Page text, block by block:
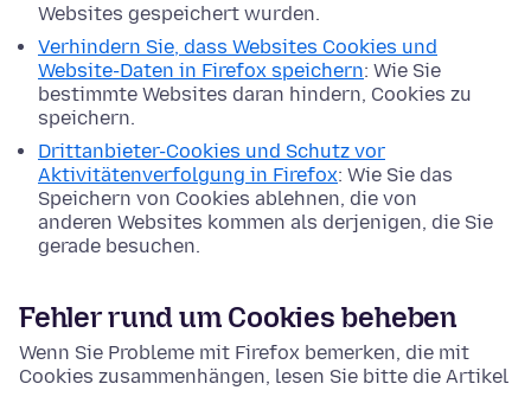
Websites gespeichert wurden.
Verhindern Sie, dass Websites Cookies und
Website-Daten in Firefox speichern: Wie Sie
bestimmte Websites daran hindern, Cookies zu
speichern.
Drittanbieter-Cookies und Schutz vor
Aktivitätenverfolgung in Firefox: Wie Sie das
Speichern von Cookies ablehnen, die von
anderen Websites kommen als derjenigen, die Sie
gerade besuchen.
Fehler rund um Cookies beheben
Wenn Sie Probleme mit Firefox bemerken, die mit
Cookies zusammenhängen, lesen Sie bitte die Artikel